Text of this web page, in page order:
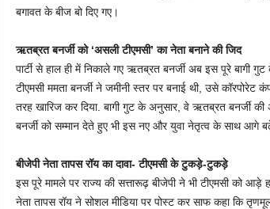
बगावत के बीज बो दिए गए।
ऋतब्रत बनर्जी को ‘असली टीएमसी’ का नेता बनाने की जिद
पार्टी से हाल ही में निकाले गए ऋतब्रत बनर्जी अब इस पूरे बागी
टीएमसी ममता बनर्जी ने जमीनी स्तर पर बनाई थी, उसे
तरह खारिज कर दिया. बागी गुट के अनुसार, वे ऋतब्रत बनर्जी
बनर्जी को सम्मान देते हुए भी इस नए और युवा नेतृत्व के साथ आगे
बीजेपी नेता तापस रॉय का दावा- टीएमसी के टुकड़े-टुकड़े
इस पूरे मामले पर राज्य की सत्तारूढ़ बीजेपी ने भी टीएमसी को आड़े
नेता तापस रॉय ने सोशल मीडिया पर पोस्ट कर साफ कहा कि